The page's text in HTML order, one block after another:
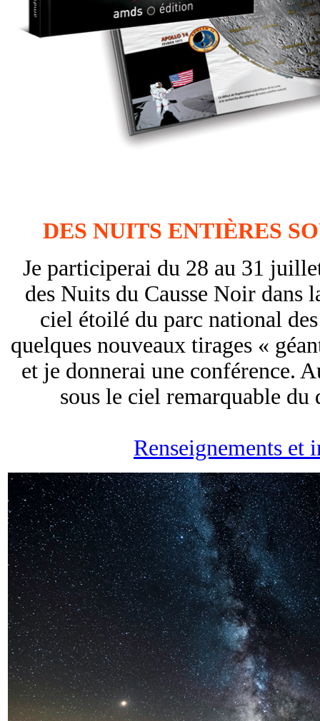
DES NUITS ENTIÈRES
Je participerai du 28 au 31
des Nuits du Causse Noir dans
ciel étoilé du parc national
quelques nouveaux tirages «
et je donnerai une conférence.
sous le ciel remarquable du
Renseignements